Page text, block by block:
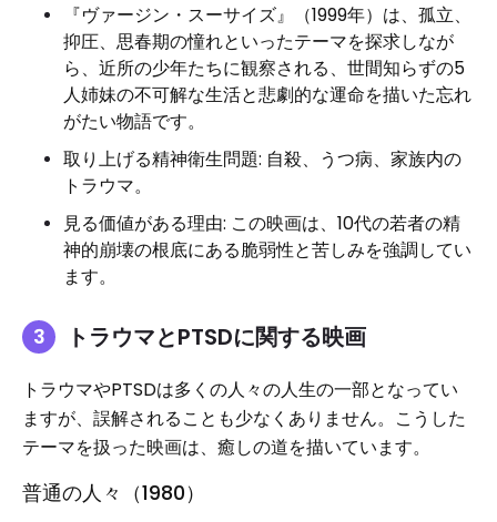
『ヴァージン・スーサイズ』（1999年）は、孤立、
抑圧、思春期の憧れといったテーマを探求しなが
ら、近所の少年たちに観察される、世間知らずの5
人姉妹の不可解な生活と悲劇的な運命を描いた忘れ
がたい物語です。
取り上げる精神衛生問題: 自殺、うつ病、家族内の
トラウマ。
見る価値がある理由: この映画は、10代の若者の精
神的崩壊の根底にある脆弱性と苦しみを強調してい
ます。
トラウマとPTSDに関する映画
トラウマやPTSDは多くの人々の人生の一部となってい
ますが、誤解されることも少なくありません。こうした
テーマを扱った映画は、癒しの道を描いています。
普通の人々（1980）